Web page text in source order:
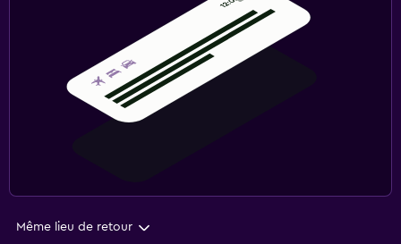
Même lieu de retour